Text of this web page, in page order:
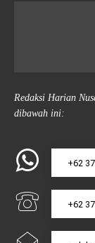
Redaksi Harian
dibawah ini:
+62
+62